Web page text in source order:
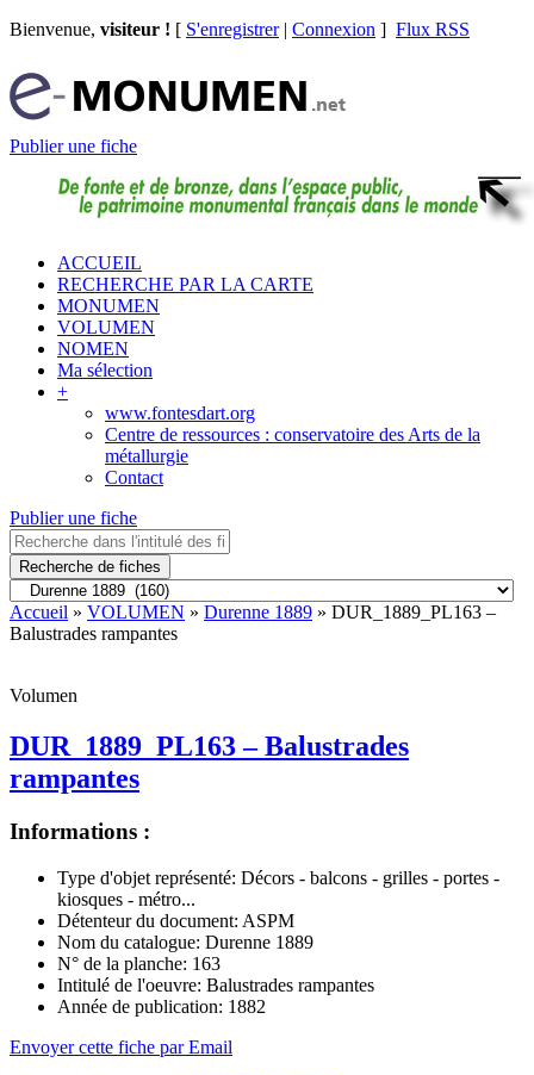
Bienvenue, visiteur ! [ S'enregistrer| Connexion ] Flux RSS
Publier une fiche
ACCUEIL
RECHERCHE PAR LA CARTE
MONUMEN
VOLUMEN
NOMEN
Ma sélection
+
www.fontesdart.org
Centre de ressources : conservatoire des Arts de la
métallurgie
Contact
Publier une fiche
Recherche de fiches
Accueil » VOLUMEN » Durenne 1889 » DUR_1889_PL163 –
Balustrades rampantes
Volumen
DUR_1889_PL163 – Balustrades
rampantes
Informations :
Type d'objet représenté: Décors - balcons - grilles - portes -
kiosques - métro...
Détenteur du document: ASPM
Nom du catalogue: Durenne 1889
N° de la planche: 163
Intitulé de l'oeuvre: Balustrades rampantes
Année de publication: 1882
Envoyer cette fiche par Email